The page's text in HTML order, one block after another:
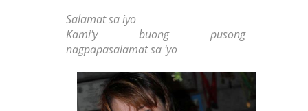
Salamat sa iyo
Kami'y buong pusong
nagpapasalamat sa 'yo